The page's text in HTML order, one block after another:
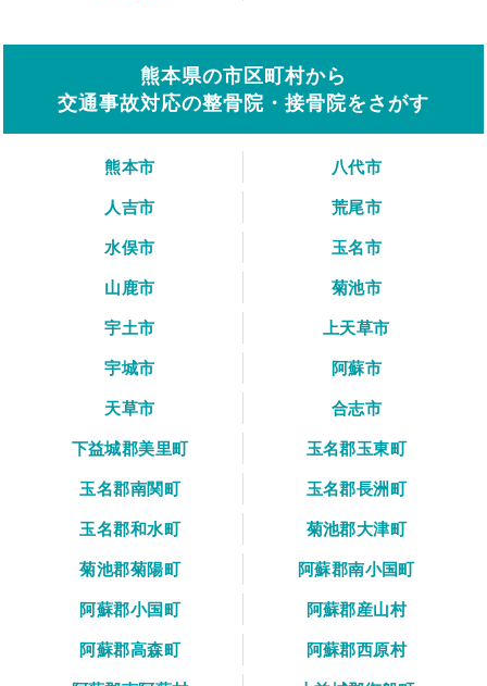
熊本県の市区町村から
交通事故対応の整骨院・接骨院をさがす
熊本市
八代市
人吉市
荒尾市
水俣市
玉名市
山鹿市
菊池市
宇土市
上天草市
宇城市
阿蘇市
天草市
合志市
下益城郡美里町
玉名郡玉東町
玉名郡南関町
玉名郡長洲町
玉名郡和水町
菊池郡大津町
菊池郡菊陽町
阿蘇郡南小国町
阿蘇郡小国町
阿蘇郡産山村
阿蘇郡高森町
阿蘇郡西原村